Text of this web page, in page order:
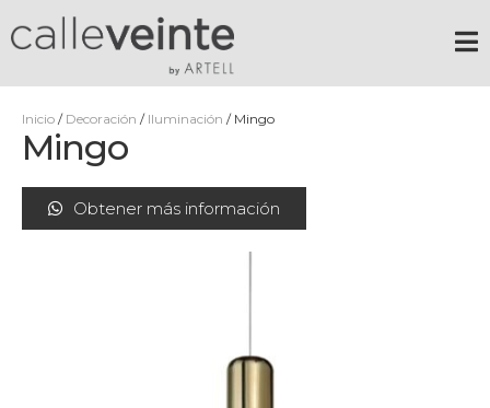
Inicio / Decoración / Iluminación / Mingo
Mingo
Obtener más información